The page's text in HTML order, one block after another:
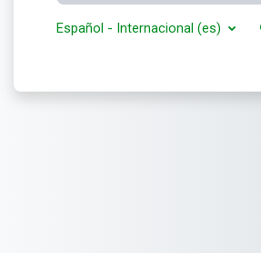
Español - Internacional ‎(es)‎